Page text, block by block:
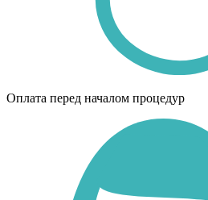
Оплата перед началом процедур